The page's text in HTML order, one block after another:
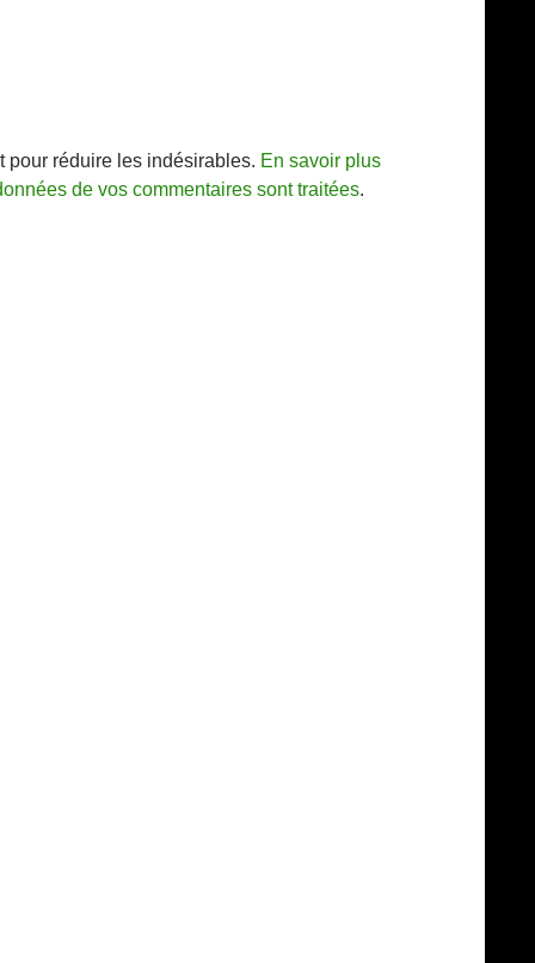
pour réduire les indésirables. En savoir plus
de vos commentaires sont traitées.